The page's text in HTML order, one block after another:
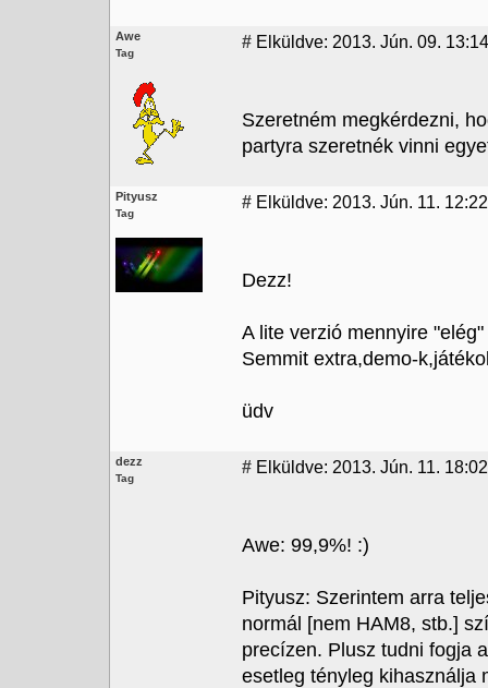
Awe
Tag
# Elküldve: 2013. Jún. 09. 13:14
Szeretném megkérdezni,
partyra szeretnék vinni
Pityusz
Tag
# Elküldve: 2013. Jún. 11. 12:22
Dezz!
A lite verzió mennyire
Semmit extra,demo-
üdv
dezz
Tag
# Elküldve: 2013. Jún. 11. 18:02
Awe: 99,9%! :)
Pityusz: Szerintem arra
normál [nem HAM8, stb.]
precízen. Plusz tudni fogja
esetleg tényleg kihasználja